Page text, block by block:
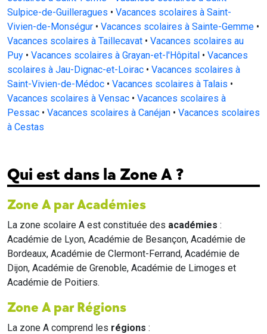
Sulpice-de-Guilleragues • Vacances scolaires à Saint-
Vivien-de-Monségur • Vacances scolaires à Sainte-Gemme •
Vacances scolaires à Taillecavat • Vacances scolaires au
Puy • Vacances scolaires à Grayan-et-l'Hôpital • Vacances
scolaires à Jau-Dignac-et-Loirac • Vacances scolaires à
Saint-Vivien-de-Médoc • Vacances scolaires à Talais •
Vacances scolaires à Vensac • Vacances scolaires à
Pessac • Vacances scolaires à Canéjan • Vacances scolaires
à Cestas
Qui est dans la Zone A ?
Zone A par Académies
La zone scolaire A est constituée des académies :
Académie de Lyon, Académie de Besançon, Académie de
Bordeaux, Académie de Clermont-Ferrand, Académie de
Dijon, Académie de Grenoble, Académie de Limoges et
Académie de Poitiers.
Zone A par Régions
La zone A comprend les régions :